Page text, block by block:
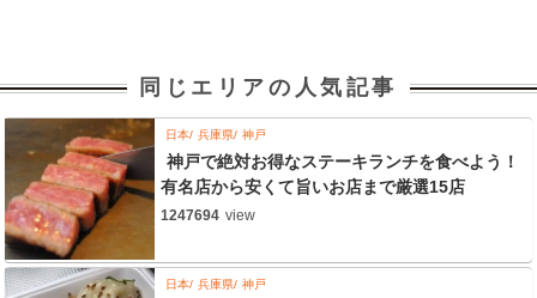
同じエリアの人気記事
日本 兵庫県 神戸
神戸で絶対お得なステーキランチを食べよう！
有名店から安くて旨いお店まで厳選15店
1247694 view
日本 兵庫県 神戸